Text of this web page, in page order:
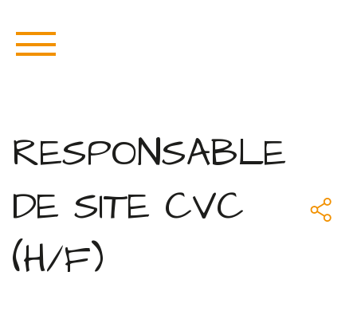
RESPONSABLE
DE SITE CVC
(H/F)